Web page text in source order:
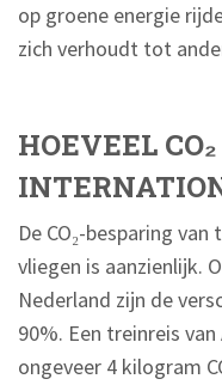
op groene energie
zich verhoudt tot
HOEVEEL
De CO₂-besparing
vliegen is aanzienlijk.
Nederland zijn de
90%. Een treinreis
ongeveer 4 kilogram